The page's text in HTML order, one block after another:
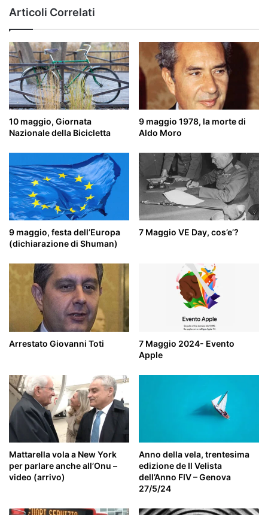
8
del
7
gennaio
24
Articoli Correlati
10 maggio, Giornata
Nazionale della Bicicletta
9 maggio 1978, la morte di
Aldo Moro
9 maggio, festa dell’Europa
(dichiarazione di Shuman)
7 Maggio VE Day, cos’e’?
Arrestato Giovanni Toti
7 Maggio 2024- Evento
Apple
Mattarella vola a New York
per parlare anche all’Onu –
video (arrivo)
Anno della vela, trentesima
edizione de Il Velista
dell’Anno FIV – Genova
27/5/24